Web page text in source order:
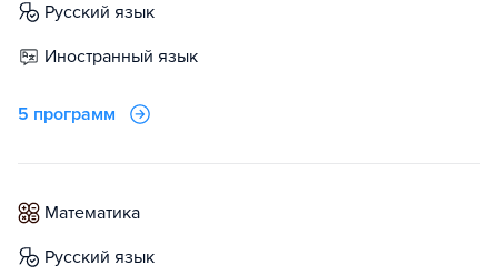
русский язык
иностранный язык
5 программ
математика
русский язык